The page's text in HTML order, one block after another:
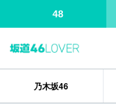
48
乃木坂46